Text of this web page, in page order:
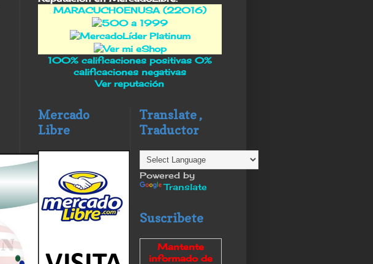
MARACUCHOENUSA (22016)
100% calificaciones positivas 0%
calificaciones negativas
Ver reputación
Mercado
Libre
Translate ,
Traductor
Powered by
Translate
Suscribete
Mantente
informado de